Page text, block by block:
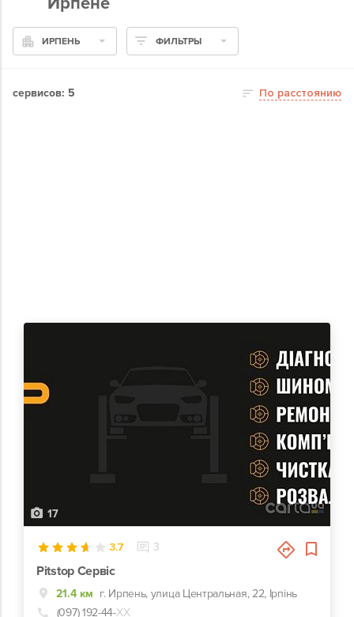
ИРПЕНЬ ФИЛЬТРЫ
сервисов: 5 По расстоянию
17
3.7 3
Pitstop Сервіс
21.4 км г. Ирпень, улица Центральная, 22, Ірпінь
(097) 192-44-ХХ